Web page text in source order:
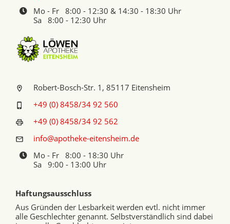
Mo - Fr 8:00 - 12:30 & 14:30 - 18:30 Uhr
Sa 8:00 - 12:30 Uhr
Robert-Bosch-Str. 1, 85117 Eitensheim
+49 (0) 8458/34 92 560
+49 (0) 8458/34 92 562
info@apotheke-eitensheim.de
Mo - Fr 8:00 - 18:30 Uhr
Sa 9:00 - 13:00 Uhr
Haftungsausschluss
Aus Gründen der Lesbarkeit werden evtl. nicht immer
alle Geschlechter genannt. Selbstverständlich sind dabei